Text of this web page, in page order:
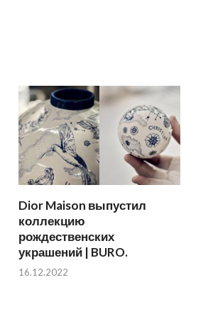
Dior Maison выпустил
коллекцию
рождественских
украшений | BURO.
16.12.2022